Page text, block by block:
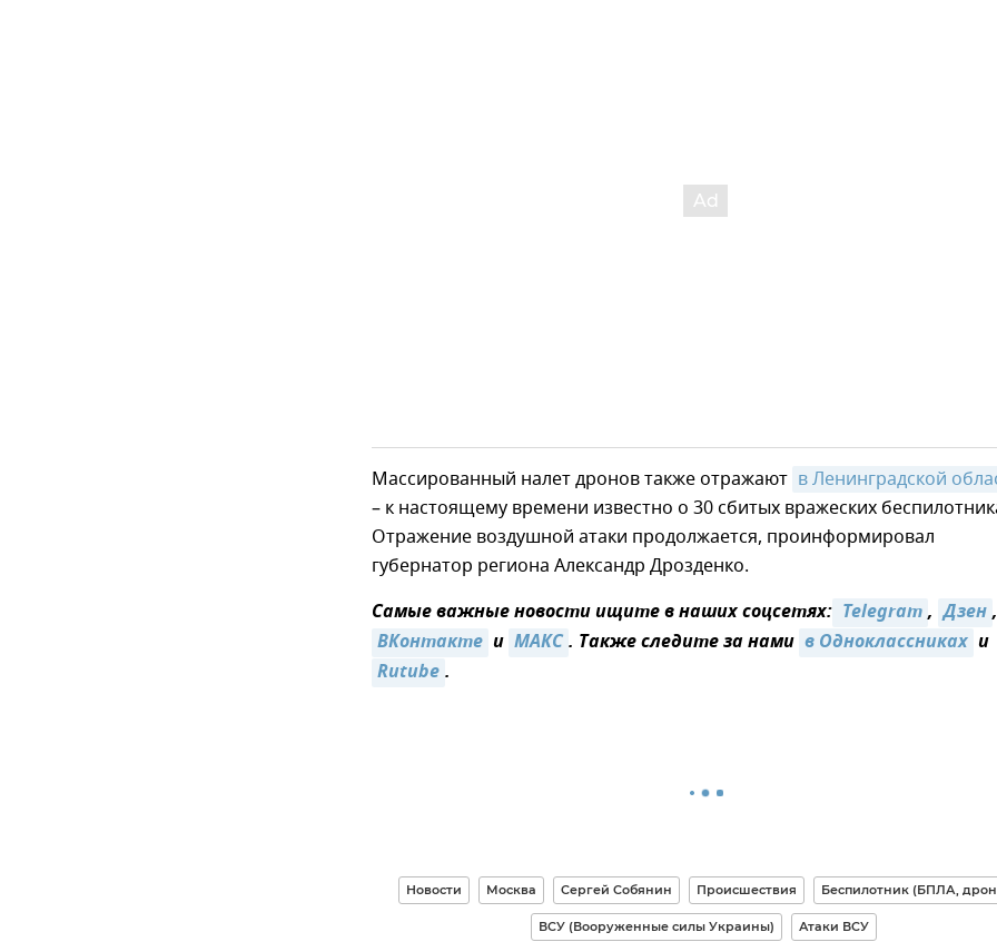
Массированный налет дронов также отражают в Ленинградской
– к настоящему времени известно о 30 сбитых вражеских
Отражение воздушной атаки продолжается, проинформировал
губернатор региона Александр Дрозденко.
Самые важные новости ищите в наших соцсетях: Telegram, Дзен,
ВКонтакте и MAКС. Также следите за нами в Одноклассниках и
Rutube.
Новости Москва Сергей Собянин Происшествия Беспилотник (БПЛА,
ВСУ (Вооруженные силы Украины) Атаки ВСУ